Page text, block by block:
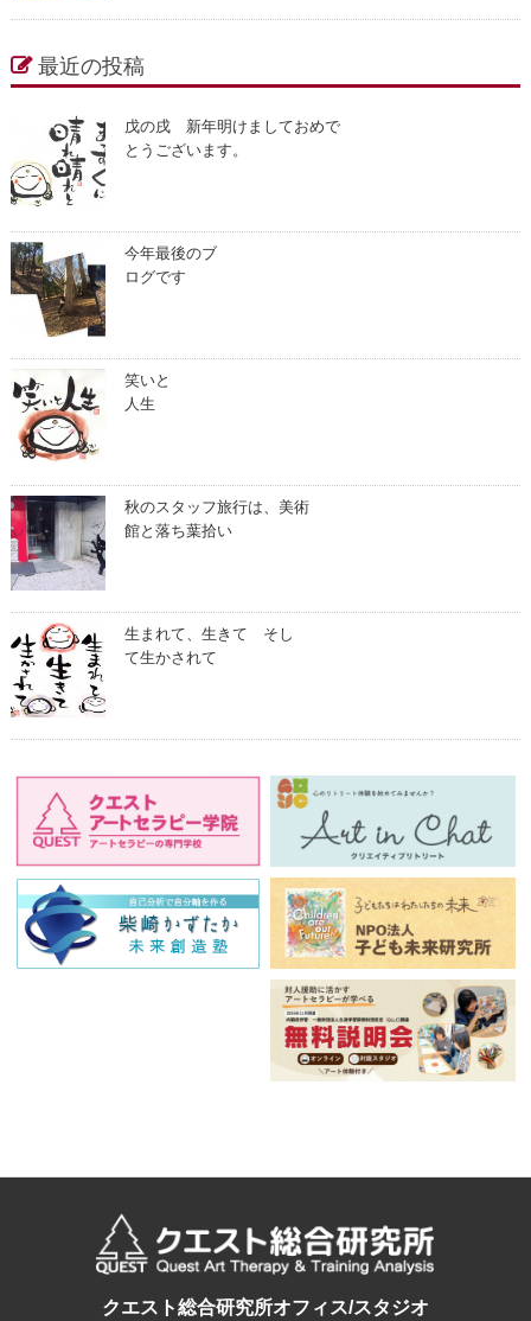
最近の投稿
戊の戌 新年明けましておめで
とうございます。
今年最後のブ
ログです
笑いと
人生
秋のスタッフ旅行は、美術
館と落ち葉拾い
生まれて、生きて そし
て生かされて
クエスト総合研究所オフィス/スタジオ